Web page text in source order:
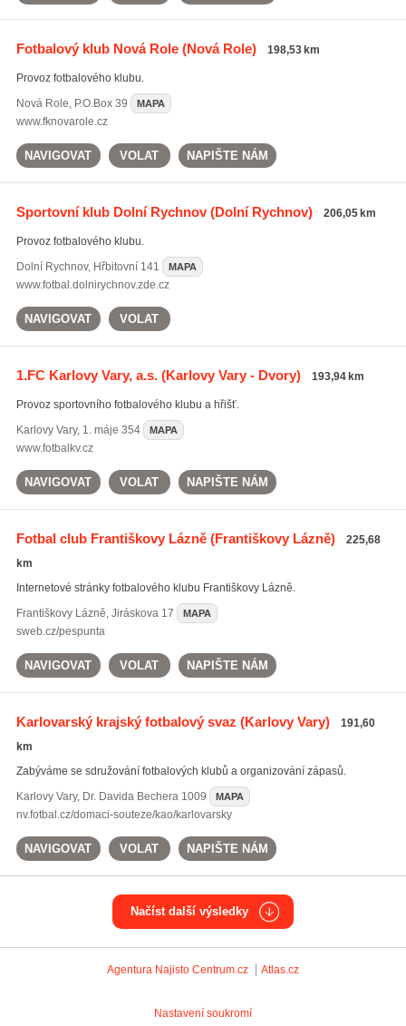
Fotbalový klub Nová Role(Nová Role) 198,53 km
Provoz fotbalového klubu.
Nová Role, P.O.Box 39 MAPA
www.fknovarole.cz
NAVIGOVAT VOLAT NAPIŠTE NÁM
Sportovní klub Dolní Rychnov(Dolní Rychnov) 206,05 km
Provoz fotbalového klubu.
Dolní Rychnov, Hřbitovní 141 MAPA
www.fotbal.dolnirychnov.zde.cz
NAVIGOVAT VOLAT
1.FC Karlovy Vary, a.s.(Karlovy Vary - Dvory) 193,94 km
Provoz sportovního fotbalového klubu a hřišť.
Karlovy Vary, 1. máje 354 MAPA
www.fotbalkv.cz
NAVIGOVAT VOLAT NAPIŠTE NÁM
Fotbal club Františkovy Lázně(Františkovy Lázně)
225,68
km
Internetové stránky fotbalového klubu Františkovy Lázně.
Františkovy Lázně, Jiráskova 17 MAPA
sweb.cz/pespunta
NAVIGOVAT VOLAT NAPIŠTE NÁM
Karlovarský krajský fotbalový svaz (Karlovy Vary)
191,60
km
Zabýváme se sdružování fotbalových klubů a organizování zápasů.
Karlovy Vary, Dr. Davida Bechera 1009 MAPA
nv.fotbal.cz/domaci-souteze/kao/karlovarsky
NAVIGOVAT VOLAT NAPIŠTE NÁM
Načíst další výsledky
Agentura Najisto Centrum.cz Atlas.cz
Nastavení soukromí